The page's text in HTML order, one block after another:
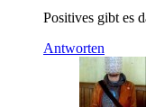
Positives gibt es
Antworten